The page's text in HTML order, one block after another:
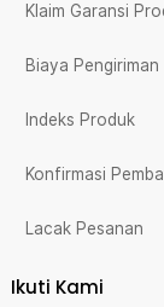
Klaim Garansi
Biaya Pengiriman
Indeks Produk
Konfirmasi
Lacak Pesanan
Ikuti Kami